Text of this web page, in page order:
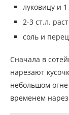
луковицу и
2-3 ст.л.
соль и
Сначала в
нарезают
небольшом
временем